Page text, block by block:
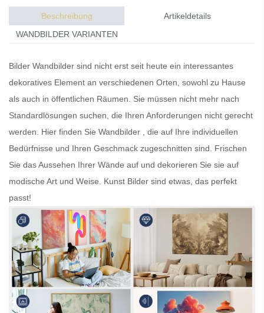
Beschreibung
Artikeldetails
WANDBILDER VARIANTEN
Bilder Wandbilder sind nicht erst seit heute ein interessantes
dekoratives Element an verschiedenen Orten, sowohl zu Hause
als auch in öffentlichen Räumen. Sie müssen nicht mehr nach
Standardlösungen suchen, die Ihren Anforderungen nicht gerecht
werden. Hier finden Sie Wandbilder , die auf Ihre individuellen
Bedürfnisse und Ihren Geschmack zugeschnitten sind. Frischen
Sie das Aussehen Ihrer Wände auf und dekorieren Sie sie auf
modische Art und Weise. Kunst Bilder sind etwas, das perfekt
passt!